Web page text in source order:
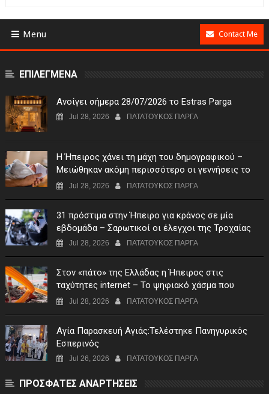
Menu Contact Me
ΕΠΙΛΕΓΜΕΝΑ
Ανοίγει σήμερα 28/07/2026 το Estras Parga
Jul 28, 2026 ΠΑΤΑΤΟΥΚΟΣ ΠΑΡΓΑ
Η Ήπειρος χάνει τη μάχη του δημογραφικού –
Μειώθηκαν ακόμη περισσότερο οι γεννήσεις το
πρώτο τρίμηνο του 2026
Jul 28, 2026 ΠΑΤΑΤΟΥΚΟΣ ΠΑΡΓΑ
31 πρόστιμα στην Ήπειρο για κράνος σε μία
εβδομάδα – Σαρωτικοί οι έλεγχοι της Τροχαίας
Jul 28, 2026 ΠΑΤΑΤΟΥΚΟΣ ΠΑΡΓΑ
Στον «πάτο» της Ελλάδας η Ήπειρος στις
ταχύτητες internet – Το ψηφιακό χάσμα που
επιμένει
Jul 28, 2026 ΠΑΤΑΤΟΥΚΟΣ ΠΑΡΓΑ
Αγία Παρασκευή Αγιάς:Τελέστηκε Πανηγυρικός
Εσπερινός
Jul 26, 2026 ΠΑΤΑΤΟΥΚΟΣ ΠΑΡΓΑ
ΠΡΟΣΦΑΤΕΣ ΑΝΑΡΤΗΣΕΙΣ